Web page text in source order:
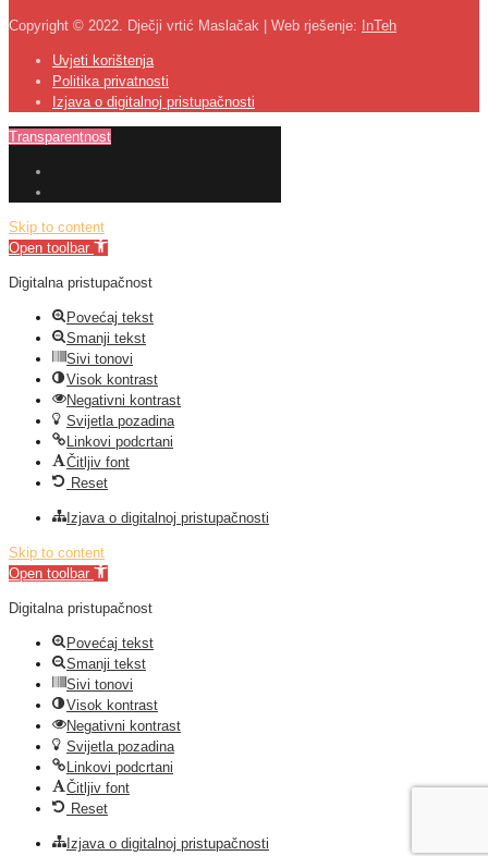
Copyright © 2022. Dječji vrtić Maslačak | Web rješenje: InTeh
Uvjeti korištenja
Politika privatnosti
Izjava o digitalnoj pristupačnosti
Transparentnost
Skip to content
Open toolbar
Digitalna pristupačnost
Povećaj tekst
Smanji tekst
Sivi tonovi
Visok kontrast
Negativni kontrast
Svijetla pozadina
Linkovi podcrtani
Čitljiv font
Reset
Izjava o digitalnoj pristupačnosti
Skip to content
Open toolbar
Digitalna pristupačnost
Povećaj tekst
Smanji tekst
Sivi tonovi
Visok kontrast
Negativni kontrast
Svijetla pozadina
Linkovi podcrtani
Čitljiv font
Reset
Izjava o digitalnoj pristupačnosti